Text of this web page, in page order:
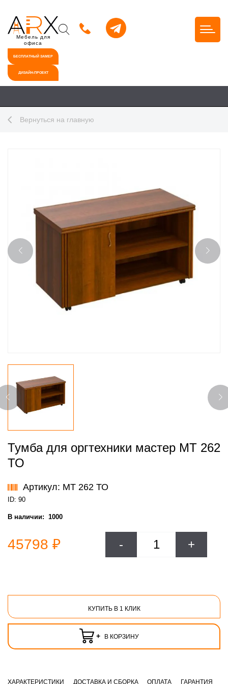
Мебель для
офиса
БЕСПЛАТНЫЙ ЗАМЕР
ДИЗАЙН-ПРОЕКТ
Вернуться на главную
Тумба для оргтехники мастер МТ 262
ТО
Артикул: МТ 262 ТО
ID: 90
В наличии: 1000
45798 ₽ - +
КУПИТЬ В 1 КЛИК
+ В КОРЗИНУ
ХАРАКТЕРИСТИКИ ДОСТАВКА И СБОРКА ОПЛАТА ГАРАНТИЯ